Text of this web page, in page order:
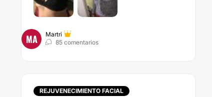
MA
Martri
85 comentarios
REJUVENECIMIENTO FACIAL